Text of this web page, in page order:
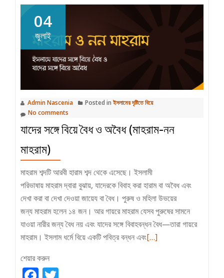
৯টি
অত্যন্ত
জরুরী
04
জুলাই
Admin Nascenia Posted in ইসলামের দৃষ্টিতে বিয়ে
No comments
যাদের সঙ্গে বিয়ে বৈধ ও অবৈধ (মাহরাম-নন
মাহরাম)
মাহরাম শব্দটি আরবী হারাম শব্দ থেকে এসেছে। ইসলামী
পরিভাষায় মাহরাম দ্বারা বুঝায়, যাদেরকে বিবাহ করা হারাম বা অবৈধ এবং
দেখা করা বা দেখা দেওয়া জায়েয বা বৈধ। পুরুষ ও মহিলা উভয়ের
জন্য মাহরাম হলেন ১৪ জন। আর গায়রে মাহরাম যেসব পুরুষের সামনে
যাওয়া নারীর জন্য বৈধ নয় এবং যাদের সঙ্গে বিবাহবন্ধন বৈধ—তারা গায়রে
মাহরাম। ইসলাম ধর্মে বিয়ে একটি পবিত্র বন্ধন এবংRead
[…]
শেয়ার করুন
Facebook